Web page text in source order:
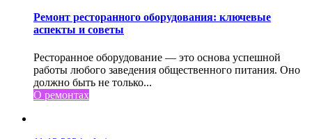
Ремонт ресторанного оборудования: ключевые
аспекты и советы
Ресторанное оборудование — это основа успешной
работы любого заведения общественного питания. Оно
должно быть не только...
О ремонтах